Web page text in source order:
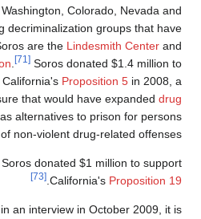
Colorado, Nevada and
decriminalization groups that have
are the Lindesmith Center and
[71] Soros donated $1.4 million to
Proposition 5 in 2008, a
that would have expanded drug
alternatives to prison for persons
non-violent drug-related offenses.
donated $1 million to support
California's Proposition 19
[73]
an interview in October 2009, it is